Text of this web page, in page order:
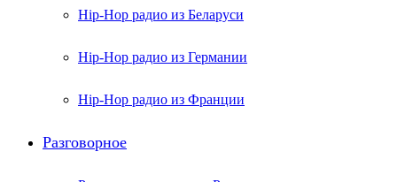
Hip-Hop радио из Беларуси
Hip-Hop радио из Германии
Hip-Hop радио из Франции
Разговорное